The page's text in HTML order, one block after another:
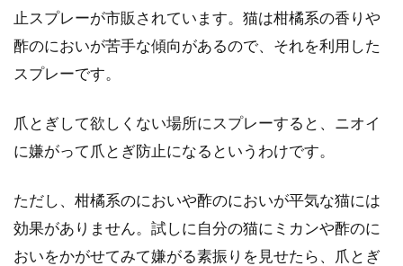
止スプレーが市販されています。猫は柑橘系の香りや
酢のにおいが苦手な傾向があるので、それを利用した
スプレーです。
爪とぎして欲しくない場所にスプレーすると、ニオイ
に嫌がって爪とぎ防止になるというわけです。
ただし、柑橘系のにおいや酢のにおいが平気な猫には
効果がありません。試しに自分の猫にミカンや酢のに
おいをかがせてみて嫌がる素振りを見せたら、爪とぎ